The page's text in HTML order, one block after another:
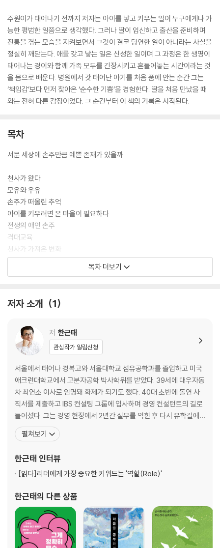
주원이가 태어나기 전까지 저자는 아이를 낳고 키우는 일이 누구에게나 가
능한 평범한 일쯤으로 생각했다. 그러나 딸이 임신하고 출산을 준비하며
진통을 겪는 모습을 지켜보면서 그것이 결코 당연한 일이 아니라는 사실을
절실히 깨닫는다. 애를 갖고 낳는 일은 신성한 일이며 그 과정은 한 생명이
태어나는 경이와 함께 가족 모두를 긴장시키고 흔들어놓는 시간이라는 것
을 몸으로 배운다. 병원에서 갓 태어난 아기를 처음 품에 안는 순간 그는
‘책임감’보다 먼저 찾아온 ‘순수한 기쁨’을 경험한다. 딸을 처음 만났을 때
와는 전혀 다른 감정이었다. 그 순간부터 이 책의 기록은 시작된다.
목차
서문 세상에 손주만큼 예쁜 존재가 있을까
천사가 왔다
모유와 우유
손주가 떠올린 추억
아이를 키우려면 온 마을이 필요하다
전생의 애인 손주
격대교육
천사가 가져온 변화
최고 권력자
주원이가 무서워
처음으로 뒤집은 날
백화점에서 벌어진 일
생활의 중심
그분의 명령
천사 시중들기
아이는 어른의 스승
젖을 떼는 아픔
내 수호신
기쁨의 천사
육아관광
우리 집의 중심 주원이
육아는 고비용 고수익
인생의 절정기
둘이 애를 본다는 것
극한직업
아름다운 인생
주원이가 가져온 변화
목차 더보기
저자 소개 1
저 한근태
관심작가 알림신청
서울에서 태어나 경복고와 서울대학교 섬유공학과를 졸업하고 미국
애크런대학교에서 고분자공학 박사학위를 받았다. 39세에 대우자동
차 최연소 이사로 임명돼 화제가 되기도 했다. 40대 초반에 돌연 사
직서를 제출하고 IBS 컨설팅 그룹에 입사하며 경영 컨설턴트의 길로
들어섰다. 그는 경영 현장에서 2년간 실무를 익힌 후 다시 유학길에
올랐고 핀란드 헬싱키대학교에서 경영학 석사학위를 받았다. 한국리
더십센터(미국 프랭클린사의 한국 파트너) 소장을 지냈다. 지금까지
를 펼치고 있다. 대한민국 주요 기업에서 자문과 교육을 위해
펼쳐보기
한근태 인터뷰
[읽다]리더에게 가장 중요한 키워드는 '역할(Role)'
한근태의 다른 상품